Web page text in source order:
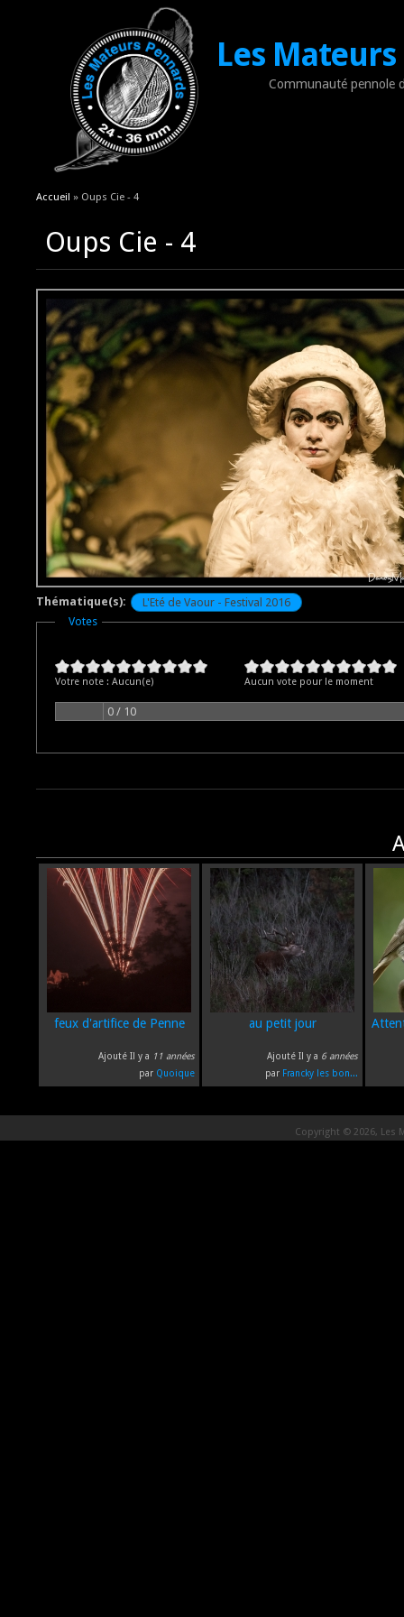
Les
Communauté pennole
Vous êtes ici
Accueil » Oups Cie - 4
Oups Cie - 4
Thématique(s):
L'Eté de Vaour - Festival 2016
Masquer
Votes
Votre note : Aucun(e) Aucun vote pour le moment
0 / 10
feux d'artifice de Penne
Ajouté Il y a 11 années
par Quoique
au petit jour
Ajouté Il y a 6 années
par Francky les bon...
Copyright © 2026, Les